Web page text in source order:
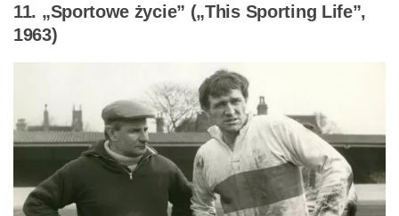
11. „Sportowe życie” („This Sporting Life”,
1963)